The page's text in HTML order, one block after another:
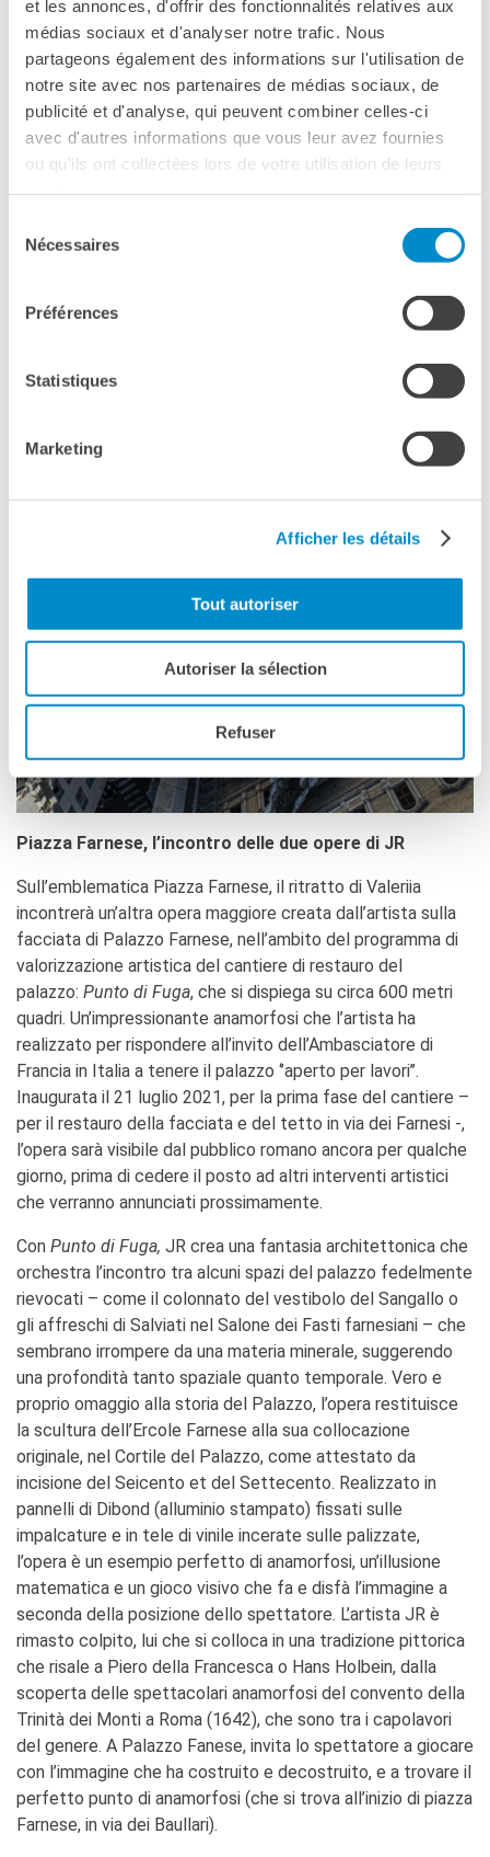
et les annonces, d'offrir des fonctionnalités relatives aux
médias sociaux et d'analyser notre trafic. Nous
partageons également des informations sur l'utilisation de
notre site avec nos partenaires de médias sociaux, de
publicité et d'analyse, qui peuvent combiner celles-ci
avec d'autres informations que vous leur avez fournies
ou qu'ils ont collectées lors de votre utilisation de leurs
Nécessaires
Préférences
Statistiques
Marketing
Afficher les détails
Tout autoriser
Autoriser la sélection
Refuser
Tale azione è poi stata ripetuta a Parigi, Berlino, Monaco e
anche a Venezia in occasione della Biennale
d’arte contemporanea.
Piazza Farnese, l’incontro delle due opere di JR
Sull’emblematica Piazza Farnese, il ritratto di Valeriia
incontrerà un’altra opera maggiore creata dall’artista sulla
facciata di Palazzo Farnese, nell’ambito del programma di
valorizzazione artistica del cantiere di restauro del
palazzo: Punto di Fuga, che si dispiega su circa 600 metri
quadri. Un’impressionante anamorfosi che l’artista ha
realizzato per rispondere all’invito dell’Ambasciatore di
Francia in Italia a tenere il palazzo ‘’aperto per lavori’’.
Inaugurata il 21 luglio 2021, per la prima fase del cantiere –
per il restauro della facciata e del tetto in via dei Farnesi -,
l’opera sarà visibile dal pubblico romano ancora per qualche
giorno, prima di cedere il posto ad altri interventi artistici
che verranno annunciati prossimamente.
Con Punto di Fuga, JR crea una fantasia architettonica che
orchestra l’incontro tra alcuni spazi del palazzo fedelmente
rievocati – come il colonnato del vestibolo del Sangallo o
gli affreschi di Salviati nel Salone dei Fasti farnesiani – che
sembrano irrompere da una materia minerale, suggerendo
una profondità tanto spaziale quanto temporale. Vero e
proprio omaggio alla storia del Palazzo, l’opera restituisce
la scultura dell’Ercole Farnese alla sua collocazione
originale, nel Cortile del Palazzo, come attestato da
incisione del Seicento et del Settecento. Realizzato in
pannelli di Dibond (alluminio stampato) fissati sulle
impalcature e in tele di vinile incerate sulle palizzate,
l’opera è un esempio perfetto di anamorfosi, un’illusione
matematica e un gioco visivo che fa e disfà l’immagine a
seconda della posizione dello spettatore. L’artista JR è
rimasto colpito, lui che si colloca in una tradizione pittorica
che risale a Piero della Francesca o Hans Holbein, dalla
scoperta delle spettacolari anamorfosi del convento della
Trinità dei Monti a Roma (1642), che sono tra i capolavori
del genere. A Palazzo Fanese, invita lo spettatore a giocare
con l’immagine che ha costruito e decostruito, e a trovare il
perfetto punto di anamorfosi (che si trova all’inizio di piazza
Farnese, in via dei Baullari).